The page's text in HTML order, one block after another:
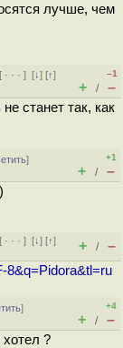
лучше, чем
· · ·][↓] [↑]
–1
+ / –
станет так, как
]
+1
+ / –
· · ·][↓] [↑]
+ / –
8&q=Pidora&tl=ru
]
+4
+ / –
хотел ?